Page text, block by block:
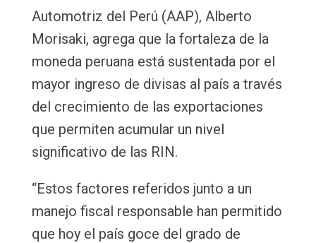
Automotriz del Perú (AAP), Alberto
Morisaki, agrega que la fortaleza de la
moneda peruana está sustentada por el
mayor ingreso de divisas al país a través
del crecimiento de las exportaciones
que permiten acumular un nivel
significativo de las RIN.
“Estos factores referidos junto a un
manejo fiscal responsable han permitido
que hoy el país goce del grado de